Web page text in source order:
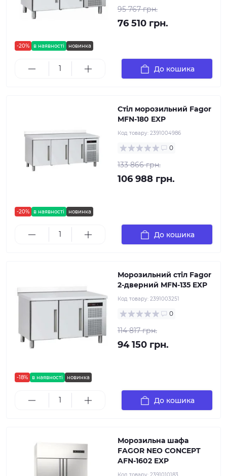
-20% в наявності новинка
95 767 грн.
76 510 грн.
До кошика
-20% в наявності новинка
Стіл морозильний Fagor
MFN-180 EXP
Код товару: 2391004986
0
133 866 грн.
106 988 грн.
До кошика
-18% в наявності новинка
Морозильний стіл Fagor
2-дверний MFN-135 EXP
Код товару: 2391003251
0
114 817 грн.
94 150 грн.
До кошика
Морозильна шафа
FAGOR NEO CONCEPT
AFN-1602 EXP